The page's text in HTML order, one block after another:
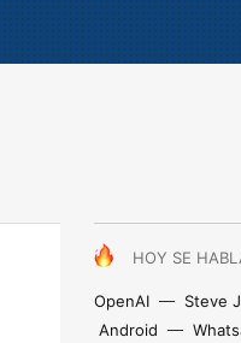
HOY SE
OpenAI Steve
Android